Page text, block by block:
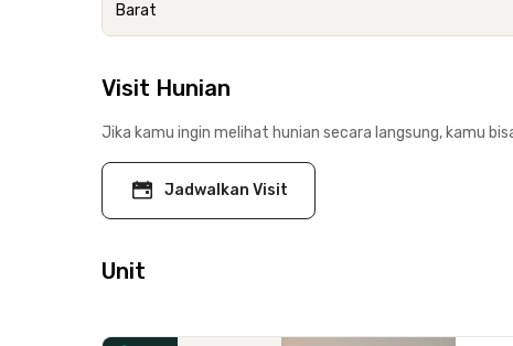
Barat
Visit Hunian
Jika kamu ingin melihat hunian secara langsung, kamu
Jadwalkan Visit
Unit